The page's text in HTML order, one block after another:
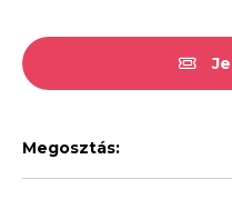
Megosztás: